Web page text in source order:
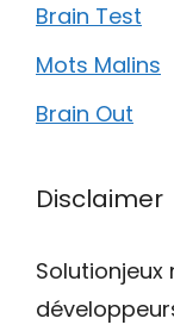
Brain Test
Mots Malins
Brain Out
Disclaimer
Solutionjeux